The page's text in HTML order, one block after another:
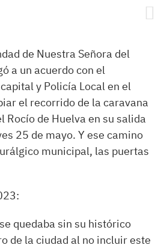
de Nuestra Señora del
a un acuerdo con el
y Policía Local en el
el recorrido de la caravana
Rocío de Huelva en su salida
25 de mayo. Y ese camino
municipal, las puertas
quedaba sin su histórico
de la ciudad al no incluir este